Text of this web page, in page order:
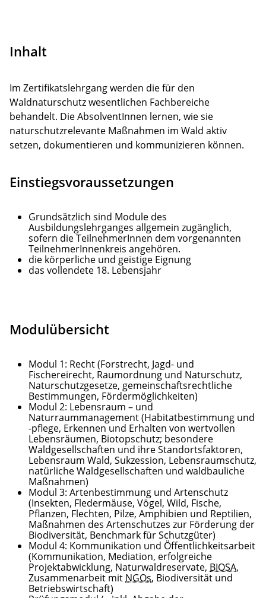
Inhalt
Im Zertifikatslehrgang werden die für den
Waldnaturschutz wesentlichen Fachbereiche
behandelt. Die AbsolventInnen lernen, wie sie
naturschutzrelevante Maßnahmen im Wald aktiv
setzen, dokumentieren und kommunizieren können.
Einstiegsvoraussetzungen
Grundsätzlich sind Module des
Ausbildungslehrganges allgemein zugänglich,
sofern die TeilnehmerInnen dem vorgenannten
TeilnehmerInnenkreis angehören.
die körperliche und geistige Eignung
das vollendete 18. Lebensjahr
Modulübersicht
Modul 1: Recht (Forstrecht, Jagd- und
Fischereirecht, Raumordnung und Naturschutz,
Naturschutzgesetze, gemeinschaftsrechtliche
Bestimmungen, Fördermöglichkeiten)
Modul 2: Lebensraum – und
Naturraummanagement (Habitatbestimmung und
-pflege, Erkennen und Erhalten von wertvollen
Lebensräumen, Biotopschutz; besondere
Waldgesellschaften und ihre Standortsfaktoren,
Lebensraum Wald, Sukzession, Lebensraumschutz,
natürliche Waldgesellschaften und waldbauliche
Maßnahmen)
Modul 3: Artenbestimmung und Artenschutz
(Insekten, Fledermäuse, Vögel, Wild, Fische,
Pflanzen, Flechten, Pilze, Amphibien und Reptilien,
Maßnahmen des Artenschutzes zur Förderung der
Biodiversität, Benchmark für Schutzgüter)
Modul 4: Kommunikation und Öffentlichkeitsarbeit
(Kommunikation, Mediation, erfolgreiche
Projektabwicklung, Naturwaldreservate, BIOSA,
Zusammenarbeit mit NGOs, Biodiversität und
Betriebswirtschaft)